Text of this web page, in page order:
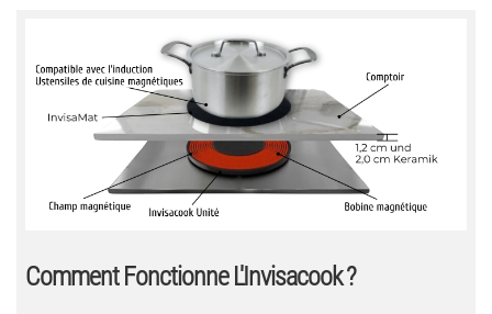
Comment Fonctionne L'Invisacook ?